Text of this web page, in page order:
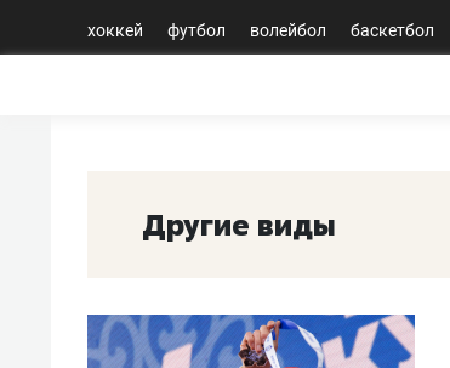
хоккей футбол волейбол баскетбол
Другие виды